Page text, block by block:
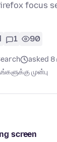
focus
1 90
asked 8
முன்பு
screen